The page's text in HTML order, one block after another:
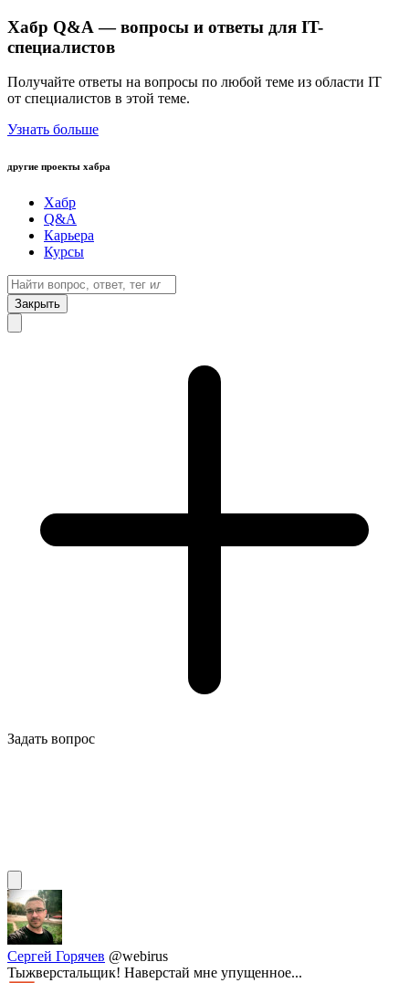
Хабр Q&A — вопросы и ответы для IT-
специалистов
Получайте ответы на вопросы по любой теме из области IT
от специалистов в этой теме.
Узнать больше
другие проекты хабра
Хабр
Q&A
Карьера
Курсы
Закрыть
Задать вопрос
Сергей Горячев @webirus
Тыжверстальщик! Наверстай мне упущенное...